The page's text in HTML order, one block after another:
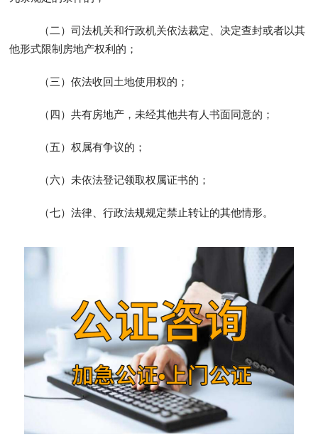
（二）司法机关和行政机关依法裁定、决定查封或者以其
他形式限制房地产权利的；
（三）依法收回土地使用权的；
（四）共有房地产，未经其他共有人书面同意的；
（五）权属有争议的；
（六）未依法登记领取权属证书的；
（七）法律、行政法规规定禁止转让的其他情形。